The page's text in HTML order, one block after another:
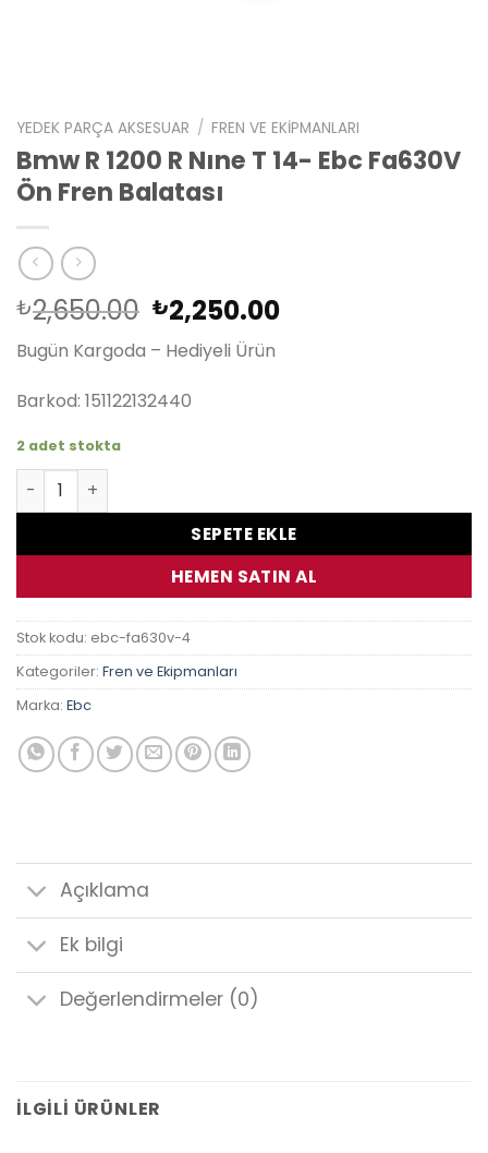
YEDEK PARÇA AKSESUAR / FREN VE EKIPMANLARI
Bmw R 1200 R Nıne T 14- Ebc Fa630V
Ön Fren Balatası
₺2,650.00 Orijinal
fiyat:
₺2,650.00.
₺2,250.00Şu
Bugün Kargoda – Hediyeli Ürün
Barkod: 151122132440
2 adet stokta
Bmw R 1200 R Nıne T 14- Ebc Fa630V Ön Fren Balatası
SEPETE EKLE
HEMEN SATIN AL
Stok kodu: ebc-fa630v-4
Kategoriler: Fren ve Ekipmanları
Marka: Ebc
Açıklama
Ek bilgi
Değerlendirmeler (0)
İLGILI ÜRÜNLER